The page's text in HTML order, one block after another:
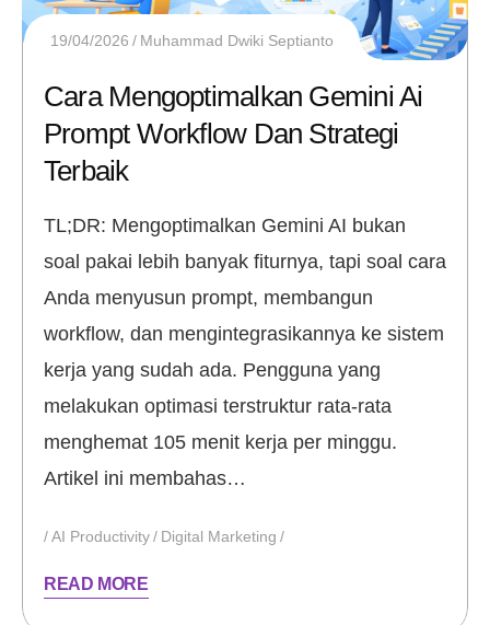
19/04/2026 Muhammad Dwiki Septianto
Cara Mengoptimalkan Gemini Ai
Prompt Workflow Dan Strategi
Terbaik
TL;DR: Mengoptimalkan Gemini AI bukan
soal pakai lebih banyak fiturnya, tapi soal cara
Anda menyusun prompt, membangun
workflow, dan mengintegrasikannya ke sistem
kerja yang sudah ada. Pengguna yang
melakukan optimasi terstruktur rata-rata
menghemat 105 menit kerja per minggu.
Artikel ini membahas…
AI Productivity Digital Marketing
READ MORE